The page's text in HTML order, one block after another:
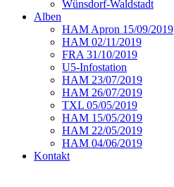
Wünsdorf-Waldstadt
Alben
HAM Apron 15/09/2019
HAM 02/11/2019
FRA 31/10/2019
U5-Infostation
HAM 23/07/2019
HAM 26/07/2019
TXL 05/05/2019
HAM 15/05/2019
HAM 22/05/2019
HAM 04/06/2019
Kontakt